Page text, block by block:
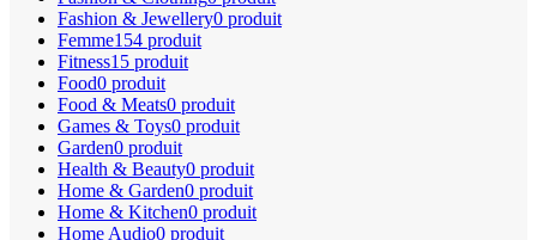
Fashion & Jewellery0 produit
Femme154 produit
Fitness15 produit
Food0 produit
Food & Meats0 produit
Games & Toys0 produit
Garden0 produit
Health & Beauty0 produit
Home & Garden0 produit
Home & Kitchen0 produit
Home Audio0 produit